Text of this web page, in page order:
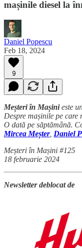
mașinile diesel la
Daniel Popescu
Feb 18, 2024
9
Meșteri în Mașinieste
Despre mașinile pe care
O dată pe săptămână.
Mircea Meșter, Daniel
Meșteri în Mașini #125
18 februarie 2024
Newsletter deblocat de